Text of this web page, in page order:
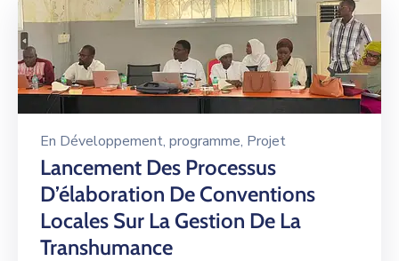
En Développement‚ programme‚ Projet
Lancement Des Processus
D’élaboration De Conventions
Locales Sur La Gestion De La
Transhumance